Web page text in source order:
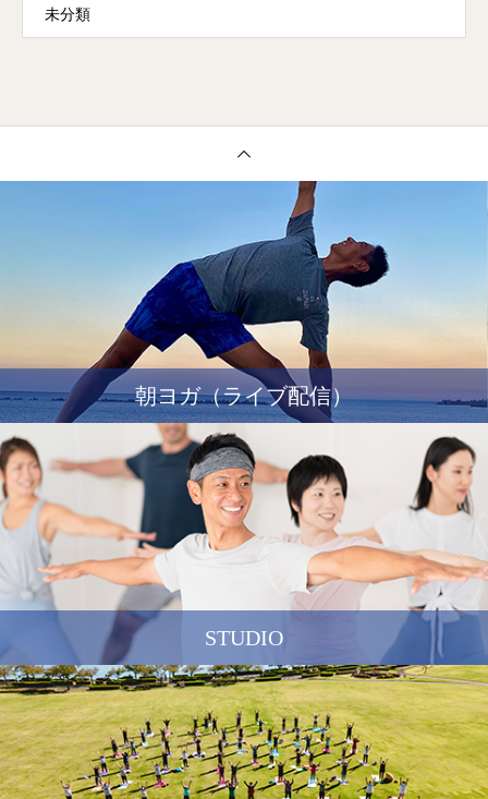
未分類
朝ヨガ（ライブ配信）
STUDIO